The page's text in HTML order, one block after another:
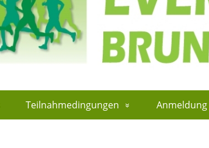
Teilnahmedingungen Anmeldung